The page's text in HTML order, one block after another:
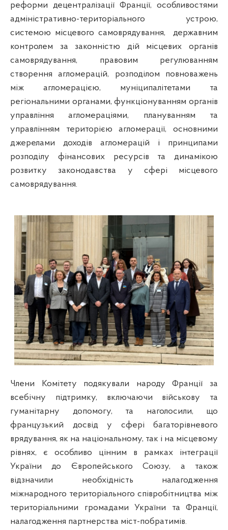
реформи децентралізації Франції, особливостями
адміністративно-територіального устрою,
системою місцевого самоврядування,
державним
контролем за законністю дій місцевих органів
самоврядування, правовим регулюванням
створення агломерацій, розподілом повноважень
між агломерацією, муніципалітетами та
регіональними органами, функціонуванням органів
управління агломераціями, плануванням та
управлінням територією агломерації, основними
джерелами доходів агломерацій і принципами
розподілу фінансових ресурсів та динамікою
розвитку законодавства у сфері місцевого
самоврядування.
Члени Комітету подякували народу Франції за
всебічну підтримку, включаючи військову та
гуманітарну допомогу, та наголосили, що
французький досвід у сфері багаторівневого
врядування, як на національному, так і на місцевому
рівнях, є особливо цінним в рамках інтеграції
України до Європейського Союзу, а також
відзначили необхідність налагодження
міжнародного територіального співробітництва між
територіальними громадами України та Франції,
налагодження партнерства міст-побратимів.